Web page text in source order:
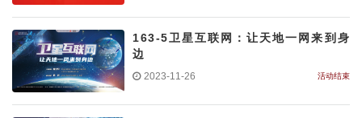
163-5卫星互联网：让天地一网来到身
边
2023-11-26 活动结束